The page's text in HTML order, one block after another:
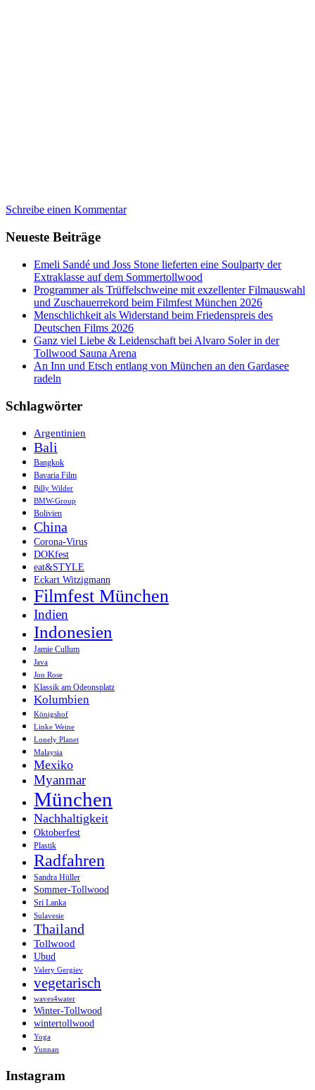
Schreibe einen Kommentar
Neueste Beiträge
Emeli Sandé und Joss Stone lieferten eine Soulparty der
Extraklasse auf dem Sommertollwood
Programmer als Trüffelschweine mit exzellenter Filmauswahl
und Zuschauerrekord beim Filmfest München 2026
Menschlichkeit als Widerstand beim Friedenspreis des
Deutschen Films 2026
Ganz viel Liebe & Leidenschaft bei Alvaro Soler in der
Tollwood Sauna Arena
An Inn und Etsch entlang von München an den Gardasee
radeln
Schlagwörter
Argentinien
Bali
Bangkok
Bavaria Film
Billy Wilder
BMW-Group
Bolivien
China
Corona-Virus
DOKfest
eat&STYLE
Eckart Witzigmann
Filmfest München
Indien
Indonesien
Jamie Cullum
Java
Jon Rose
Klassik am Odeonsplatz
Kolumbien
Königshof
Linke Weine
Lonely Planet
Malaysia
Mexiko
Myanmar
München
Nachhaltigkeit
Oktoberfest
Plastik
Radfahren
Sandra Hüller
Sommer-Tollwood
Sri Lanka
Sulavesie
Thailand
Tollwood
Ubud
Valery Gergiev
vegetarisch
waves4water
Winter-Tollwood
wintertollwood
Yoga
Yunnan
Instagram